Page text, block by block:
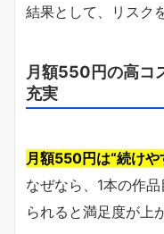
結果として、リスク
月額550円の高コ
充実
月額550円は“続けや
なぜなら、1本の作
られると満足度が上